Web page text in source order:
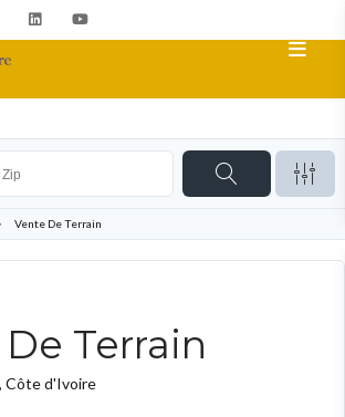
Vente De Terrain
Terrain
Côte d'Ivoire